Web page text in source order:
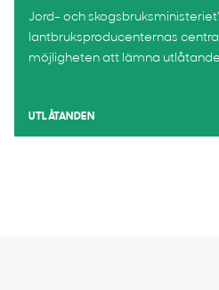
Jord- och
lantbruksproducenternas
möjligheten att lämna utlåtande
UTLÅTANDEN